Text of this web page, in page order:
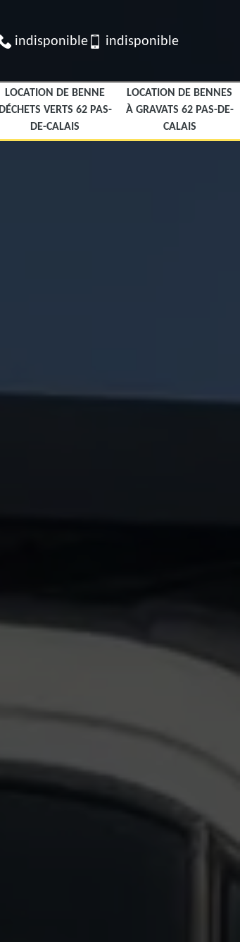
indisponible indisponible
LOCATION DE BENNE
DÉCHETS VERTS 62 PAS-
DE-CALAIS
LOCATION DE BENNES
À GRAVATS 62 PAS-DE-
CALAIS